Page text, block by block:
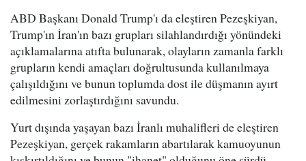
ABD Başkanı Donald Trump'ı da eleştiren Pezeşkiyan,
Trump'ın İran'ın bazı grupları silahlandırdığı yönündeki
açıklamalarına atıfta bulunarak, olayların zamanla farklı
grupların kendi amaçları doğrultusunda kullanılmaya
çalışıldığını ve bunun toplumda dost ile düşmanın ayırt
edilmesini zorlaştırdığını savundu.
Yurt dışında yaşayan bazı İranlı muhalifleri de eleştiren
Pezeşkiyan, gerçek rakamların abartılarak kamuoyunun